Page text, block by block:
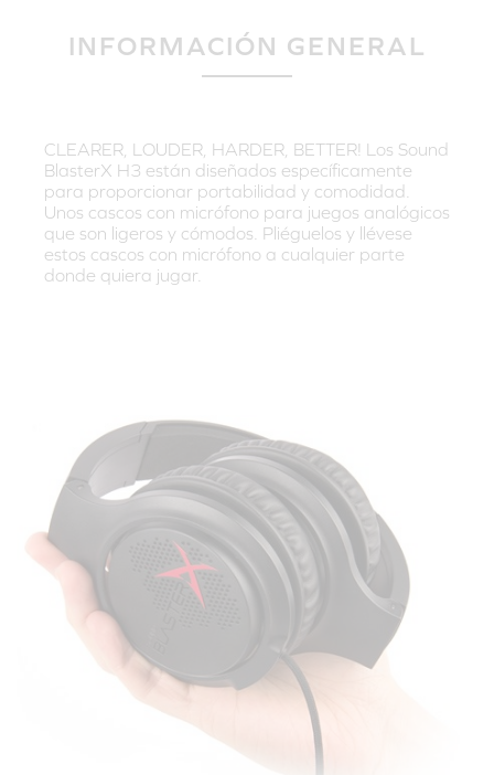
INFORMACIÓN GENERAL
CLEARER, LOUDER, HARDER, BETTER! Los Sound
BlasterX H3 están diseñados específicamente
para proporcionar portabilidad y comodidad.
Unos cascos con micrófono para juegos analógicos
que son ligeros y cómodos. Pliéguelos y llévese
estos cascos con micrófono a cualquier parte
donde quiera jugar.